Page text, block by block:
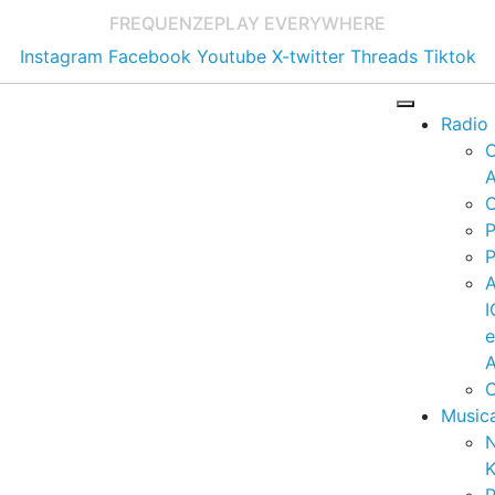
FREQUENZEPLAY EVERYWHERE
Instagram Facebook Youtube X-twitter Threads Tiktok
Radio
e